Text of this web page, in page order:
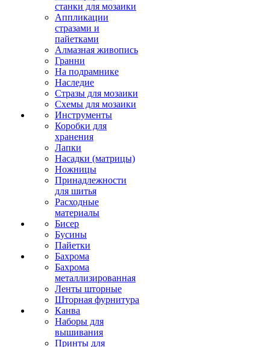
станки для мозаики
Аппликации
стразами и
пайетками
Алмазная живопись
Гранни
На подрамнике
Наследие
Стразы для мозаики
Схемы для мозаики
Инструменты
Коробки для
хранения
Лапки
Насадки (матрицы)
Ножницы
Принадлежности
для шитья
Расходные
материалы
Бисер
Бусины
Пайетки
Бахрома
Бахрома
металлизированная
Ленты шторные
Шторная фурнитура
Канва
Наборы для
вышивания
Принты для